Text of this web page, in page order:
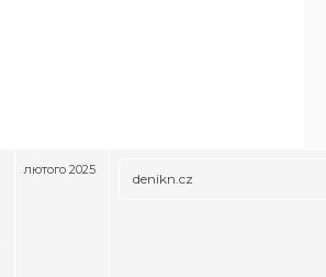
лютого 2025
denikn.cz